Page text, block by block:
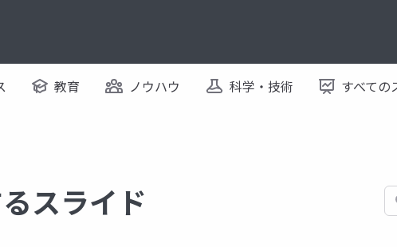
教育 ノウハウ 科学・技術 すべての
スライド